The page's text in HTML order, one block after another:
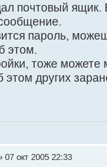
почтовый
пароль,
этом.
тоже можете
этом других
07 окт 2005 22:33